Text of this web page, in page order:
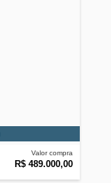
Valor compra
R$ 489.000,00